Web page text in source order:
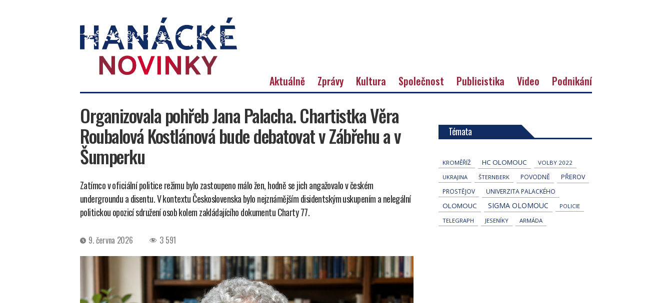
novinky
Aktuálně Zprávy Kultura Společnost Publicistika Video Podnikání
Organizovala pohřeb Jana Palacha. Chartistka Věra
Roubalová Kostlánová bude debatovat v Zábřehu a v
Šumperku
Zatímco v oficiální politice režimu bylo zastoupeno málo žen, hodně se jich angažovalo v českém
undergroundu a disentu. V kontextu Československa bylo nejznámějším disidentským uskupením a nelegální
politickou opozicí sdružení osob kolem zakládajícího dokumentu Charty 77.
Datum
příspěvku
9. června 2026 3 591
Témata
KROMĚŘÍŽ HC OLOMOUC
VOLBY 2022
UKRAJINA
ŠTERNBERK POVODNĚ PŘEROV
PROSTĚJOV UNIVERZITA PALACKÉHO
OLOMOUC SIGMA OLOMOUC
POLICIE
TELEGRAPH
JESENÍKY ARMÁDA